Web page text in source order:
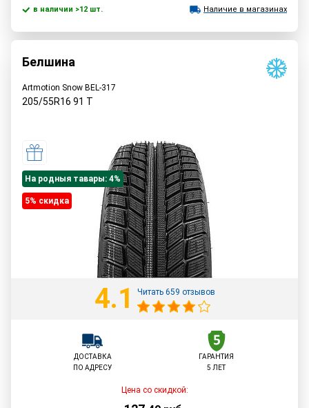
в наличии >12 шт. Наличие в магазинах
Белшина
Artmotion Snow BEL-317
205/55R16 91 T
На родныя тавары: 4%
5% cкидка
4.1 Читать 659 отзывов
ДОСТАВКА
ПО АДРЕСУ
ГАРАНТИЯ
5 ЛЕТ
Цена со скидкой: